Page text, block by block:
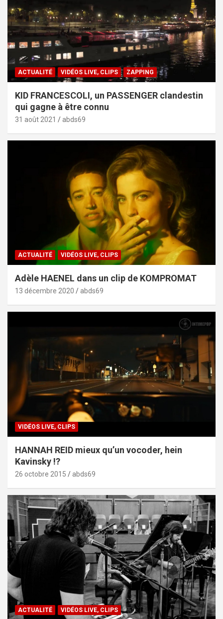
ACTUALITÉ VIDÉOS LIVE, CLIPS ZAPPING
KID FRANCESCOLI, un PASSENGER clandestin
qui gagne à être connu
31 août 2021 abds69
ACTUALITÉ VIDÉOS LIVE, CLIPS
Adèle HAENEL dans un clip de KOMPROMAT
13 décembre 2020 abds69
VIDÉOS LIVE, CLIPS
HANNAH REID mieux qu’un vocoder, hein
Kavinsky !?
26 octobre 2015 abds69
ACTUALITÉ VIDÉOS LIVE, CLIPS